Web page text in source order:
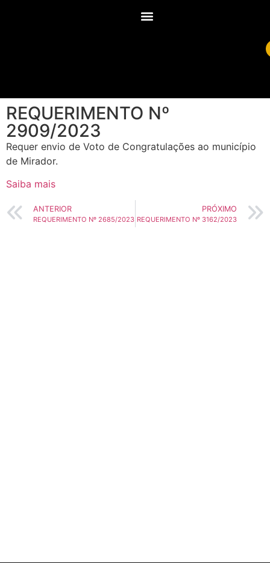
REQUERIMENTO Nº
2909/2023
Requer envio de Voto de Congratulações ao município
de Mirador.
Saiba mais
ANTERIOR
REQUERIMENTO Nº 2685/2023
PRÓXIMO
REQUERIMENTO Nº 3162/2023